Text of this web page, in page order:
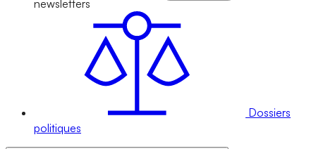
newsletters
Dossiers
politiques